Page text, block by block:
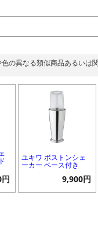
の異なる類似商品あるいは
ユキワ ボストンシェ
ーカー ベース付き
9,900円